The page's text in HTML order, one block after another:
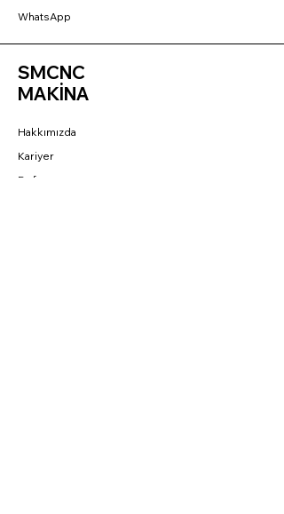
WhatsApp
SMCNC
MAKİNA
Hakkımızda
Kariyer
Referans